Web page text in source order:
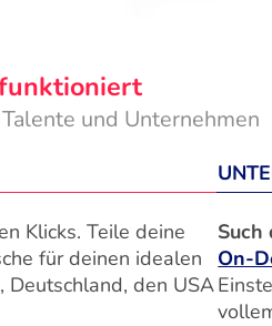
und Unternehmen
Klicks. Teile deine
für deinen idealen
Deutschland, den USA
On-